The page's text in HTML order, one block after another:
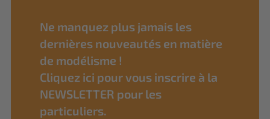
Ne manquez plus jamais les
dernières nouveautés en matière
de modélisme !
Cliquez ici pour vous inscrire à la
NEWSLETTER pour les
particuliers.